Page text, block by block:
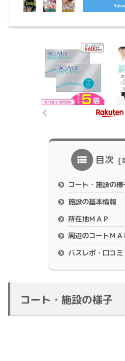
目次
コート・施設の様
施設の基本情報
所在地ＭＡＰ
周辺のコートＭＡ
バスレポ・口コミ
コート・施設の様子